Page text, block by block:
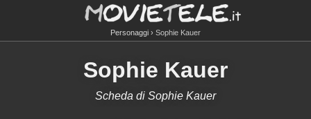
Personaggi Sophie Kauer
Sophie Kauer
Scheda di Sophie Kauer